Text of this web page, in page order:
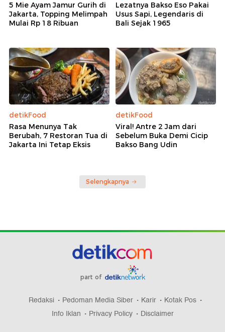
5 Mie Ayam Jamur Gurih di
Jakarta, Topping Melimpah
Mulai Rp 18 Ribuan
Lezatnya Bakso Eso Pakai
Usus Sapi, Legendaris di
Bali Sejak 1965
detikFood
Rasa Menunya Tak
Berubah, 7 Restoran Tua di
Jakarta Ini Tetap Eksis
detikFood
Viral! Antre 2 Jam dari
Sebelum Buka Demi Cicip
Bakso Bang Udin
Selengkapnya
part of
Redaksi Pedoman Media Siber Karir
Kotak Pos
Info Iklan
Privacy Policy Disclaimer